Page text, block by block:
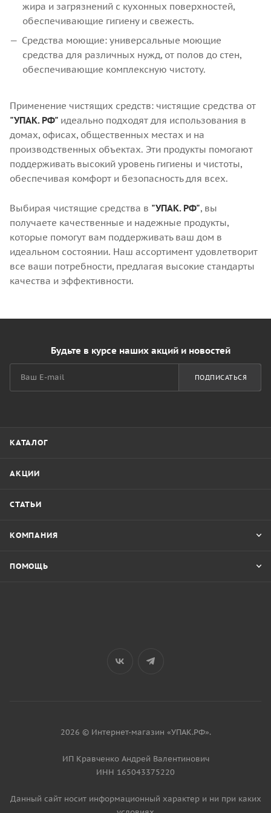
жира и загрязнений с кухонных поверхностей,
обеспечивающие гигиену и свежесть.
Средства моющие: универсальные моющие
средства для различных нужд, от полов до стен,
обеспечивающие комплексную чистоту.
Применение чистящих средств: чистящие средства от
"УПАК. РФ" идеально подходят для использования в
домах, офисах, общественных местах и на
производственных объектах. Эти продукты помогают
поддерживать высокий уровень гигиены и чистоты,
обеспечивая комфорт и безопасность для всех.
Выбирая чистящие средства в "УПАК. РФ", вы
получаете качественные и надежные продукты,
которые помогут вам поддерживать ваш дом в
идеальном состоянии. Наш ассортимент удовлетворит
все ваши потребности, предлагая высокие стандарты
качества и эффективности.
Будьте в курсе наших акций и новостей
ПОДПИСАТЬСЯ
КАТАЛОГ
АКЦИИ
СТАТЬИ
КОМПАНИЯ
ПОМОЩЬ
2026 © Интернет-магазин «УПАК.РФ».
ИП Кравченко Андрей Валентинович
ИНН 165043375220
Данный сайт носит информационный характер и ни при каких